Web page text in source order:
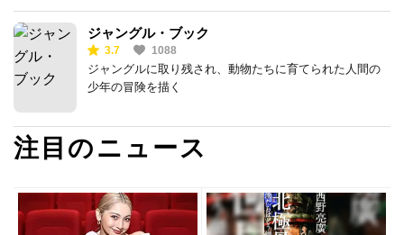
ジャングル・ブック
3.7 1088
ジャングルに取り残され、動物たちに育てられた人間の
少年の冒険を描く
注目のニュース